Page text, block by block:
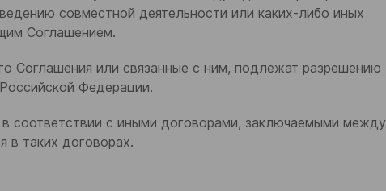
совместной деятельности или каких-либо иных
Соглашением.
Соглашения или связанные с ним, подлежат разрешению
Федерации.
соответствии с иными договорами, заключаемыми между
в таких договорах.